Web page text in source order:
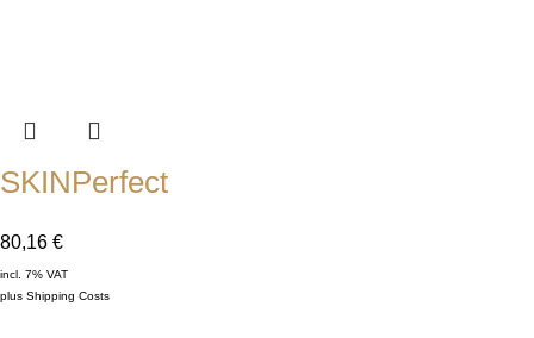
SKINPerfect
80,16 €
incl. 7% VAT
plus Shipping Costs